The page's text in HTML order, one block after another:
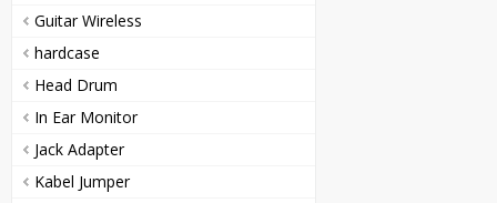
Guitar Wireless
hardcase
Head Drum
In Ear Monitor
Jack Adapter
Kabel Jumper